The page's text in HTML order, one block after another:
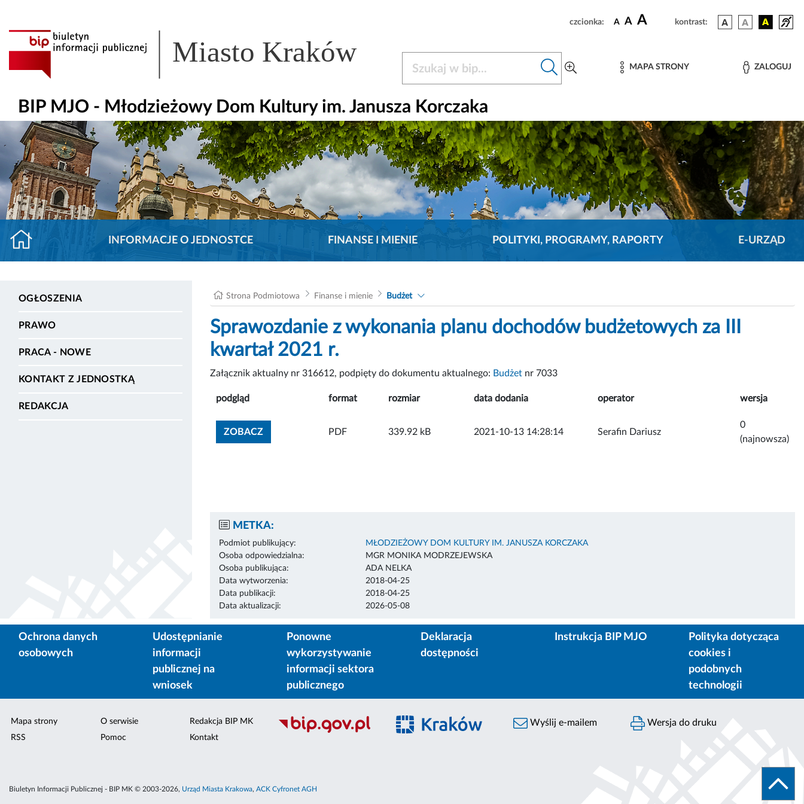
czcionka: A A A kontrast:
Miasto Kraków MAPA STRONY ZALOGUJ
BIP MJO - Młodzieżowy Dom Kultury im. Janusza Korczaka
INFORMACJE O JEDNOSTCE FINANSE I MIENIE POLITYKI, PROGRAMY, RAPORTY E-URZĄD
OGŁOSZENIA
PRAWO
PRACA - NOWE
KONTAKT Z JEDNOSTKĄ
REDAKCJA
Strona Podmiotowa Finanse i mienie Budżet
Sprawozdanie z wykonania planu dochodów budżetowych za III
kwartał 2021 r.
Załącznik aktualny nr 316612, podpięty do dokumentu aktualnego: Budżet nr 7033
podgląd format rozmiar data dodania operator wersja
ZOBACZZOBACZ ZAŁĄCZNIK
PDF 339.92 kB 2021-10-13 14:28:14 Serafin Dariusz
0
(najnowsza)
METKA:
Podmiot publikujący:
MŁODZIEŻOWY DOM KULTURY IM. JANUSZA KORCZAKA
Osoba odpowiedzialna:
MGR MONIKA MODRZEJEWSKA
Osoba publikująca:
ADA NELKA
Data wytworzenia:
2018-04-25
Data publikacji:
2018-04-25
Data aktualizacji:
2026-05-08
Ochrona danych
osobowych
Udostępnianie
informacji
publicznej na
wniosek
Ponowne
wykorzystywanie
informacji sektora
publicznego
Deklaracja
dostępności
Instrukcja BIP MJO
Polityka dotycząca
cookies i
podobnych
technologii
Mapa strony
RSS
O serwisie
Pomoc
Redakcja BIP MK
Kontakt
Wyślij e-mailem Wersja do druku
Biuletyn Informacji Publicznej - BIP MK © 2003-2026, Urząd Miasta Krakowa, ACK Cyfronet AGH